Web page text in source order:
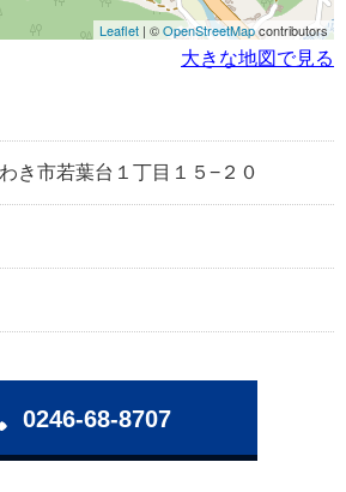
Leaflet | ©OpenStreetMapcontributors
大きな地図で見る
き市若葉台１丁目１５−２０
0246-68-8707